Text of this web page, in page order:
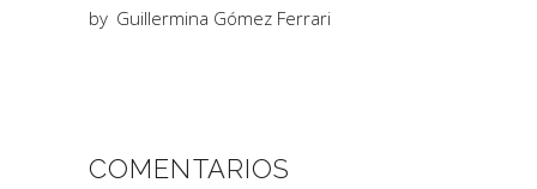
by Guillermina Gómez Ferrari
COMENTARIOS